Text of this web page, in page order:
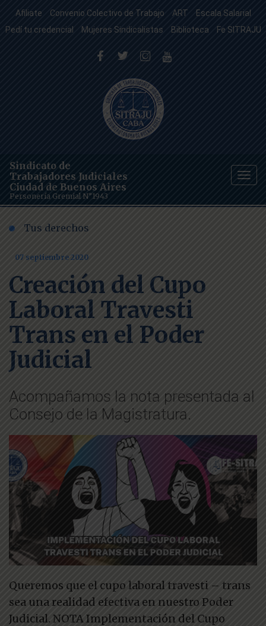
Afiliate Convenio Colectivo de Trabajo ART
Escala Salarial
Pedí tu credencial
Mujeres Sindicalistas Biblioteca Fe SITRAJU
Sindicato de
Trabajadores Judiciales
Ciudad de Buenos Aires
Personería Gremial N°1943
Tus derechos
07 septiembre 2020
Creación del Cupo
Laboral Travesti
Trans en el Poder
Judicial
Acompañamos la nota presentada al
Consejo de la Magistratura.
Queremos que el cupo laboral travesti – trans
sea una realidad efectiva en nuestro Poder
Judicial. NOTA Implementación del Cupo